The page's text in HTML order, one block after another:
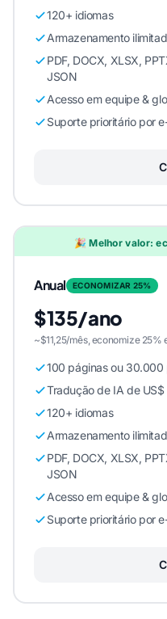
120+ idiomas
Armazenamento
PDF, DOCX, XLSX,
JSON
Acesso em equipe &
Suporte prioritário por
🎉 Melhor valor:
Anual ECONOMIZAR 25%
$135/ano
~$11,25/mês, economize
100 páginas ou 30.000
Tradução de IA de
120+ idiomas
Armazenamento
PDF, DOCX, XLSX,
JSON
Acesso em equipe &
Suporte prioritário por